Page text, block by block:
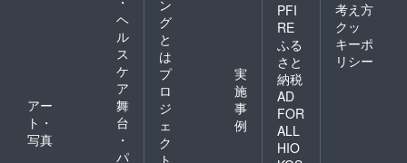
ヘ
ル
ス
ケ
ア
アー
ト・
写真
舞
台
・
パ
ン
グ
と
は
プ
ロ
ジ
ェ
ク
実
施
事
例
PFI
RE
ふる
さと
納税
AD
FOR
ALL
HIO
考え方
クッ
キーポ
リシー